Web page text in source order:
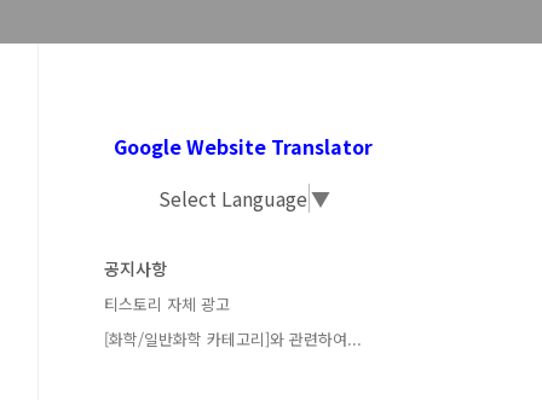
Google Website Translator
Select Language▼
공지사항
티스토리 자체 광고
[화학/일반화학 카테고리]와 관련하여...